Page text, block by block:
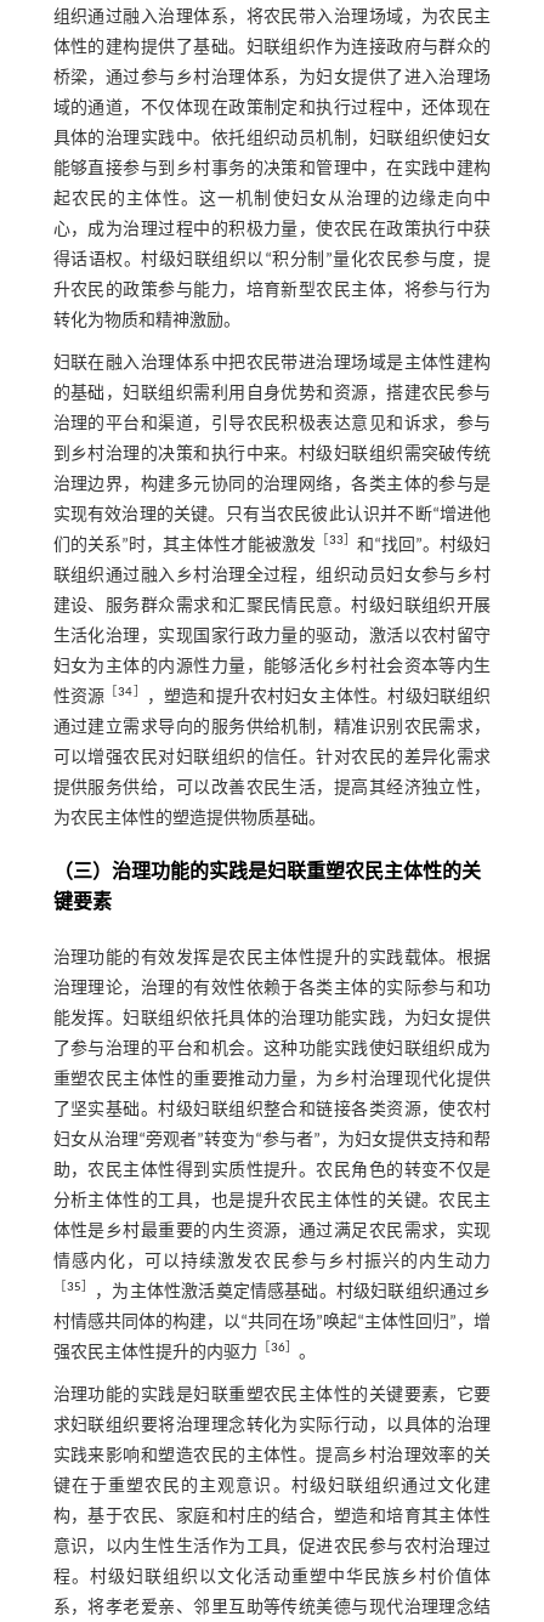
组织通过融入治理体系，将农民带入治理场域，为农民主
体性的建构提供了基础。妇联组织作为连接政府与群众的
桥梁，通过参与乡村治理体系，为妇女提供了进入治理场
域的通道，不仅体现在政策制定和执行过程中，还体现在
具体的治理实践中。依托组织动员机制，妇联组织使妇女
能够直接参与到乡村事务的决策和管理中，在实践中建构
起农民的主体性。这一机制使妇女从治理的边缘走向中
心，成为治理过程中的积极力量，使农民在政策执行中获
得话语权。村级妇联组织以“积分制”量化农民参与度，提
升农民的政策参与能力，培育新型农民主体，将参与行为
转化为物质和精神激励。
妇联在融入治理体系中把农民带进治理场域是主体性建构
的基础，妇联组织需利用自身优势和资源，搭建农民参与
治理的平台和渠道，引导农民积极表达意见和诉求，参与
到乡村治理的决策和执行中来。村级妇联组织需突破传统
治理边界，构建多元协同的治理网络，各类主体的参与是
实现有效治理的关键。只有当农民彼此认识并不断“增进他
们的关系”时，其主体性才能被激发 ［33 ］和“找回”。村级妇
联组织通过融入乡村治理全过程，组织动员妇女参与乡村
建设、服务群众需求和汇聚民情民意。村级妇联组织开展
生活化治理，实现国家行政力量的驱动，激活以农村留守
妇女为主体的内源性力量，能够活化乡村社会资本等内生
性资源 ［34
，塑造和提升农村妇女主体性。村级妇联组织
通过建立需求导向的服务供给机制，精准识别农民需求，
可以增强农民对妇联组织的信任。针对农民的差异化需求
提供服务供给，可以改善农民生活，提高其经济独立性，
为农民主体性的塑造提供物质基础。
（三）治理功能的实践是妇联重塑农民主体性的关
键要素
治理功能的有效发挥是农民主体性提升的实践载体。根据
治理理论，治理的有效性依赖于各类主体的实际参与和功
能发挥。妇联组织依托具体的治理功能实践，为妇女提供
了参与治理的平台和机会。这种功能实践使妇联组织成为
重塑农民主体性的重要推动力量，为乡村治理现代化提供
了坚实基础。村级妇联组织整合和链接各类资源，使农村
妇女从治理“旁观者”转变为“参与者”，为妇女提供支持和帮
助，农民主体性得到实质性提升。农民角色的转变不仅是
分析主体性的工具，也是提升农民主体性的关键。农民主
体性是乡村最重要的内生资源，通过满足农民需求，实现
情感内化，可以持续激发农民参与乡村振兴的内生动力
35
，为主体性激活奠定情感基础。村级妇联组织通过乡
村情感共同体的构建，以“共同在场”唤起“主体性回归”，增
强农民主体性提升的内驱力
36］ 。
治理功能的实践是妇联重塑农民主体性的关键要素，它要
求妇联组织要将治理理念转化为实际行动，以具体的治理
实践来影响和塑造农民的主体性。提高乡村治理效率的关
键在于重塑农民的主观意识。村级妇联组织通过文化建
构，基于农民、家庭和村庄的结合，塑造和培育其主体性
意识，以内生性生活作为工具，促进农民参与农村治理过
程。村级妇联组织以文化活动重塑中华民族乡村价值体
系，将孝老爱亲、邻里互助等传统美德与现代治理理念结